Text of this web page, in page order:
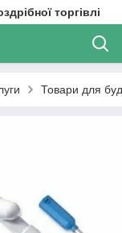
торгівлі
Товари для